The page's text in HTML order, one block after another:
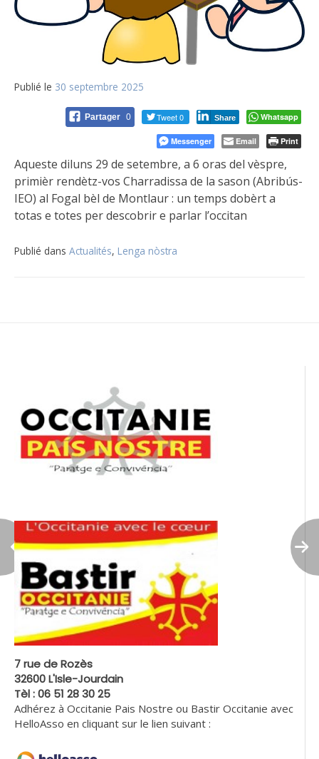
Publié le 30 septembre 2025
Partager 0 Tweet 0 Share Whatsapp
Messenger Email Print
Aqueste diluns 29 de setembre, a 6 oras del vèspre,
primièr rendètz-vos Charradissa de la sason (Abribús-
IEO) al Fogal bèl de Montlaur : un temps dobèrt a
totas e totes per descobrir e parlar l’occitan
Publié dans Actualités, Lenga nòstra
7 rue de Rozès
32600 L'Isle-Jourdain
Tèl : 06 51 28 30 25
Adhérez à Occitanie Pais Nostre ou Bastir Occitanie avec
HelloAsso en cliquant sur le lien suivant :